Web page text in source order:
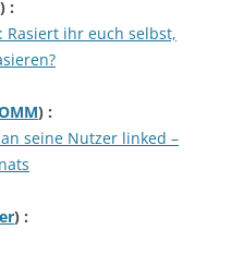
) :
Rasiert ihr euch selbst,
) :
seine Nutzer linked –
) :